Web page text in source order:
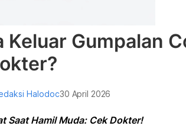
Keluar Gumpalan
Halodoc30 April 2026
Saat Hamil Muda: Cek Dokter!